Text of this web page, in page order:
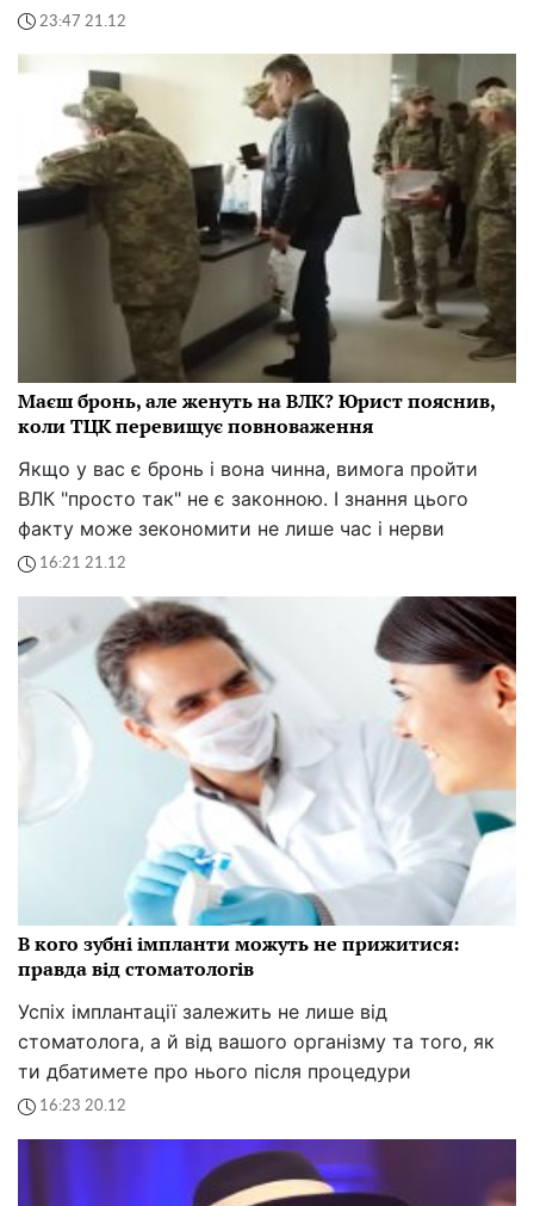
23:47 21.12
Маєш бронь, але женуть на ВЛК? Юрист пояснив,
коли ТЦК перевищує повноваження
Якщо у вас є бронь і вона чинна, вимога пройти
ВЛК "просто так" не є законною. І знання цього
факту може зекономити не лише час і нерви
16:21 21.12
В кого зубні імпланти можуть не прижитися:
правда від стоматологів
Успіх імплантації залежить не лише від
стоматолога, а й від вашого організму та того, як
ти дбатимете про нього після процедури
16:23 20.12